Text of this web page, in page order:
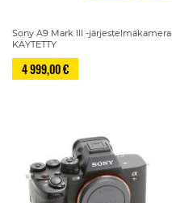
Sony A9 Mark III -järjestelmäkamera
KÄYTETTY
4 999,00 €